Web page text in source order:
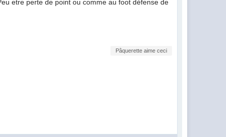
etre perte de point ou comme au foot défense de
Pâquerette aime ceci